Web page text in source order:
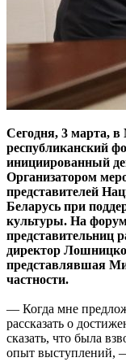
Сегодня, 3 марта,
республиканский
инициированный
Организатором
представителей
Беларусь при
культуры. На
представительниц
директор
представлявшая
частности.
— Когда мне
рассказать о
сказать, что была
опыт выступлений,